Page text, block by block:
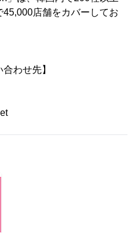
店舗をカバーしてお
わせ先】